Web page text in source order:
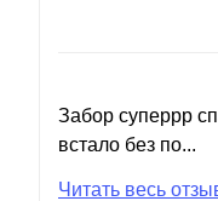
Забор суперрр
встало без по...
Читать весь